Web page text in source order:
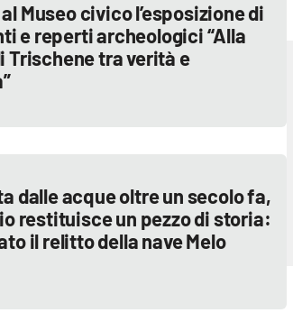
Museo civico l’esposizione di
e reperti archeologici “Alla
Trischene tra verità e
dalle acque oltre un secolo fa,
restituisce un pezzo di storia:
il relitto della nave Melo